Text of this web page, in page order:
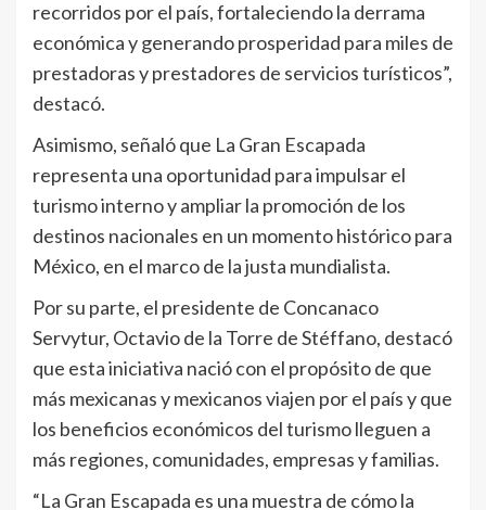
recorridos por el país, fortaleciendo la derrama
económica y generando prosperidad para miles de
prestadoras y prestadores de servicios turísticos”,
destacó.
Asimismo, señaló que La Gran Escapada
representa una oportunidad para impulsar el
turismo interno y ampliar la promoción de los
destinos nacionales en un momento histórico para
México, en el marco de la justa mundialista.
Por su parte, el presidente de Concanaco
Servytur, Octavio de la Torre de Stéffano, destacó
que esta iniciativa nació con el propósito de que
más mexicanas y mexicanos viajen por el país y que
los beneficios económicos del turismo lleguen a
más regiones, comunidades, empresas y familias.
“La Gran Escapada es una muestra de cómo la